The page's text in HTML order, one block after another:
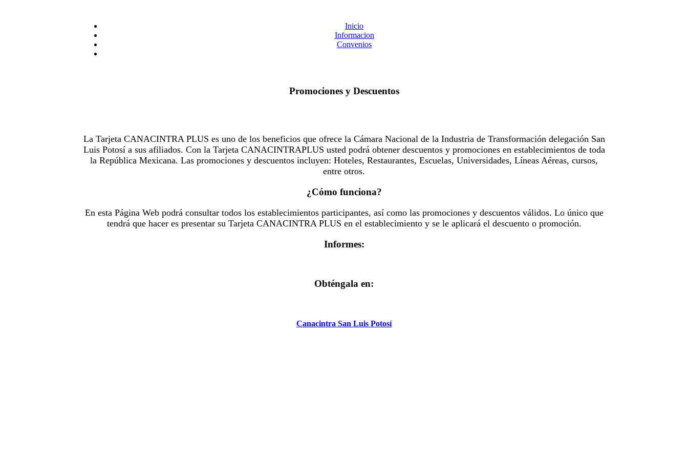
Inicio
Informacion
Convenios
Promociones y Descuentos
La Tarjeta CANACINTRA PLUS es uno de los beneficios que ofrece la Cámara Nacional de la Industria de Transformación delegación San
Luis Potosí a sus afiliados. Con la Tarjeta CANACINTRAPLUS usted podrá obtener descuentos y promociones en establecimientos de toda
la República Mexicana. Las promociones y descuentos incluyen: Hoteles, Restaurantes, Escuelas, Universidades, Líneas Aéreas, cursos,
entre otros.
¿Cómo funciona?
En esta Página Web podrá consultar todos los establecimientos participantes, así como las promociones y descuentos válidos. Lo único que
tendrá que hacer es presentar su Tarjeta CANACINTRA PLUS en el establecimiento y se le aplicará el descuento o promoción.
Informes:
Obténgala en:
Canacintra San Luis Potosí